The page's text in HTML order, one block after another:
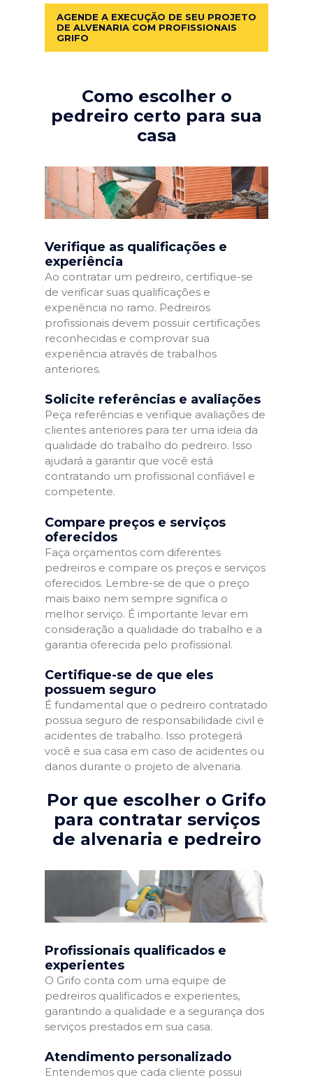
AGENDE A EXECUÇÃO DE SEU PROJETO
DE ALVENARIA COM PROFISSIONAIS
GRIFO
Como escolher o
pedreiro certo para sua
casa
Verifique as qualificações e
experiência
Ao contratar um pedreiro, certifique-se
de verificar suas qualificações e
experiência no ramo. Pedreiros
profissionais devem possuir certificações
reconhecidas e comprovar sua
experiência através de trabalhos
anteriores.
Solicite referências e avaliações
Peça referências e verifique avaliações de
clientes anteriores para ter uma ideia da
qualidade do trabalho do pedreiro. Isso
ajudará a garantir que você está
contratando um profissional confiável e
competente.
Compare preços e serviços
oferecidos
Faça orçamentos com diferentes
pedreiros e compare os preços e serviços
oferecidos. Lembre-se de que o preço
mais baixo nem sempre significa o
melhor serviço. É importante levar em
consideração a qualidade do trabalho e a
garantia oferecida pelo profissional.
Certifique-se de que eles
possuem seguro
É fundamental que o pedreiro contratado
possua seguro de responsabilidade civil e
acidentes de trabalho. Isso protegerá
você e sua casa em caso de acidentes ou
danos durante o projeto de alvenaria.
Por que escolher o Grifo
para contratar serviços
de alvenaria e pedreiro
Profissionais qualificados e
experientes
O Grifo conta com uma equipe de
pedreiros qualificados e experientes,
garantindo a qualidade e a segurança dos
serviços prestados em sua casa.
Atendimento personalizado
Entendemos que cada cliente possui